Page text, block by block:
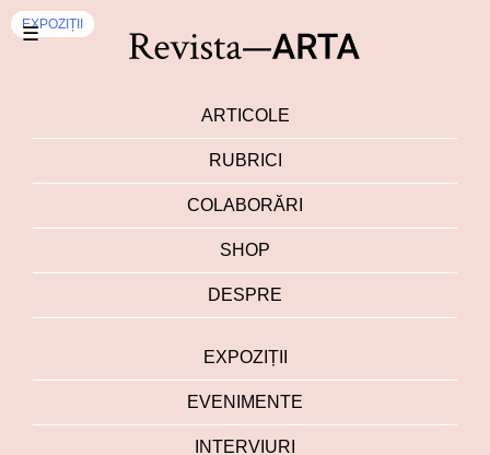
☰
ARTICOLE
RUBRICI
COLABORĂRI
SHOP
DESPRE
EXPOZIȚII
EVENIMENTE
INTERVIURI
EXPOZIȚII
EXPOZIȚII